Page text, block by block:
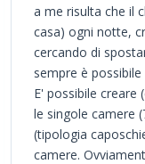
a me risulta che il
casa) ogni notte,
cercando di
sempre è possibile
E' possibile creare
le singole camere
(tipologia
camere.